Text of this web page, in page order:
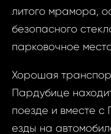
литого мрамора,
безопасного
парковочное
Хорошая
Пардубице
поезде и вместе
езды на